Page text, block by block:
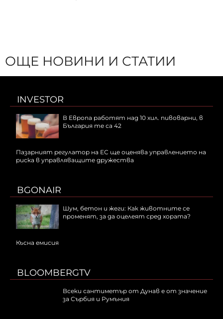
ОЩЕ НОВИНИ И СТАТИИ
INVESTOR
В Европа работят над 10 хил. пивоварни, в
България те са 42
Пазарният регулатор на ЕС ще оценява управлението на
риска в управляващите дружества
BGONAIR
Шум, бетон и жеги: Как животните се
променят, за да оцелеят сред хората?
Късна емисия
BLOOMBERGTV
Всеки сантиметър от Дунав е от значение
за Сърбия и Румъния